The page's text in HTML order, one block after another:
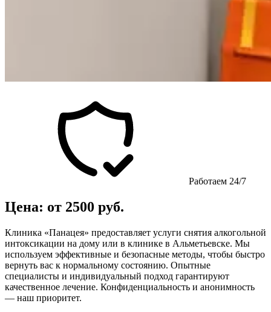
Работаем 24/7
Цена: от 2500 руб.
Клиника «Панацея» предоставляет услуги снятия алкогольной
интоксикации на дому или в клинике в Альметьевске. Мы
используем эффективные и безопасные методы, чтобы быстро
вернуть вас к нормальному состоянию. Опытные
специалисты и индивидуальный подход гарантируют
качественное лечение. Конфиденциальность и анонимность
— наш приоритет.